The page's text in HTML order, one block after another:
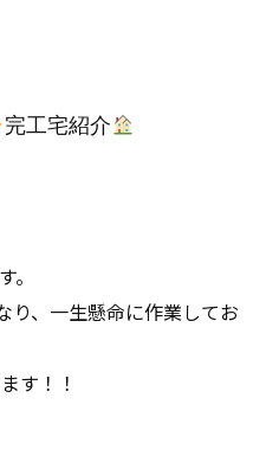
完工宅紹介
り、一生懸命に作業してお
す！！